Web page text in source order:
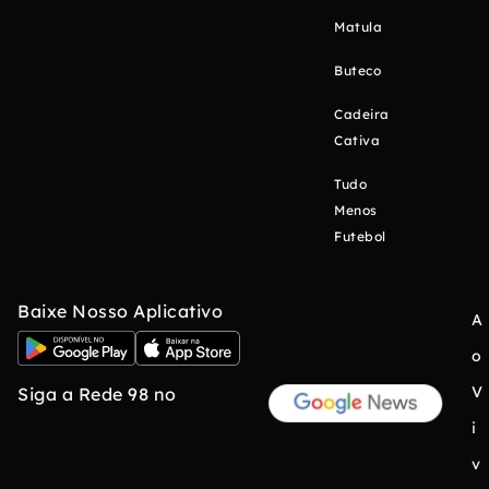
Matula
Buteco
Cadeira
Cativa
Tudo
Menos
Futebol
Baixe Nosso Aplicativo
Siga a Rede 98 no
A
o
V
i
v